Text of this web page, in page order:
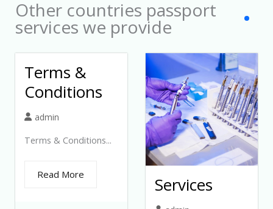
Other countries passport
services we provide
Terms &
Conditions
admin
Terms & Conditions...
Read More Services